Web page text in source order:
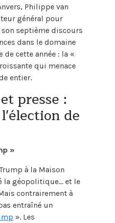
Philippe van
général pour
septième discours
dans le domaine
de cette année : la «
qui menace
entier.
presse :
de
»
à la Maison
la géopolitique... et le
contrairement à
entraîné un
». Les